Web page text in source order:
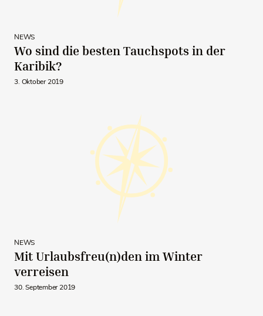
NEWS
Wo sind die besten Tauchspots in der
Karibik?
3. Oktober 2019
NEWS
Mit Urlaubsfreu(n)den im Winter
verreisen
30. September 2019